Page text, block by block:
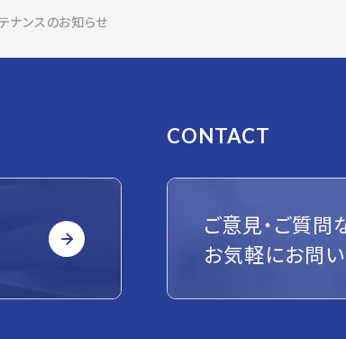
ナンスのお知らせ
CONTACT
ご意見・ご質問
お気軽にお問